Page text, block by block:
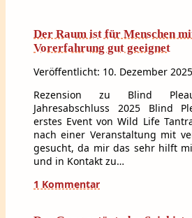
Der Raum ist für Menschen
Vorerfahrung gut geeignet
Veröffentlicht: 10. Dezember 2025
Rezension zu Blind
Jahresabschluss 2025 Blind
erstes Event von Wild Life
nach einer Veranstaltung mit
gesucht, da mir das sehr hilft
und in Kontakt zu…
1 Kommentar